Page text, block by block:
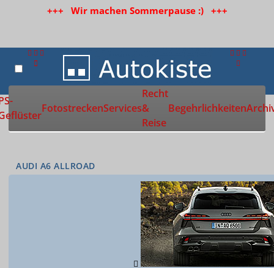
+++ Wir machen Sommerpause :) +++
FotostreckenServices
Recht
&
Reise
Begehrlichkeiten
AUDI A6 ALLROAD